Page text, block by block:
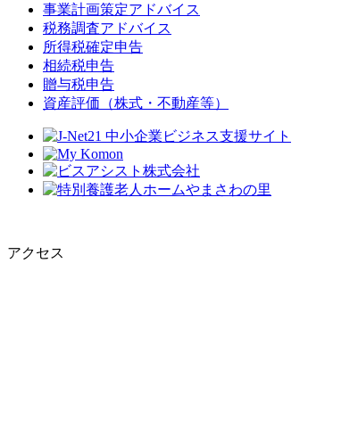
事業計画策定アドバイス
税務調査アドバイス
所得税確定申告
相続税申告
贈与税申告
資産評価（株式・不動産等）
アクセス